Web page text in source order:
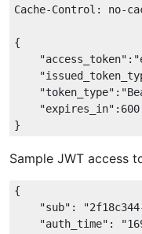
Cache-Control: no-
{
    "expires_in":600
Sample JWT access
{
"sub" :
"auth_time" :